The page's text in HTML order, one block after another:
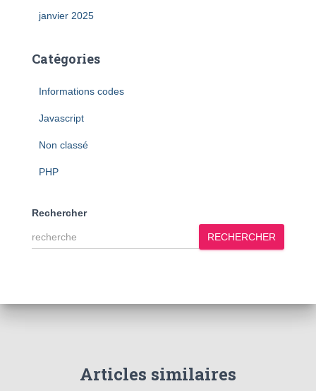
janvier 2025
Catégories
Informations codes
Javascript
Non classé
PHP
Rechercher
RECHERCHER
Articles similaires